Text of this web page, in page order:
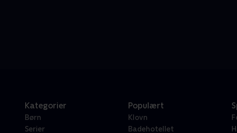
Kategorier
Børn
Serier
Populært
Klovn
Badehotellet